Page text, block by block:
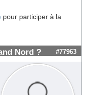
pour participer à la
Nord ? #77963